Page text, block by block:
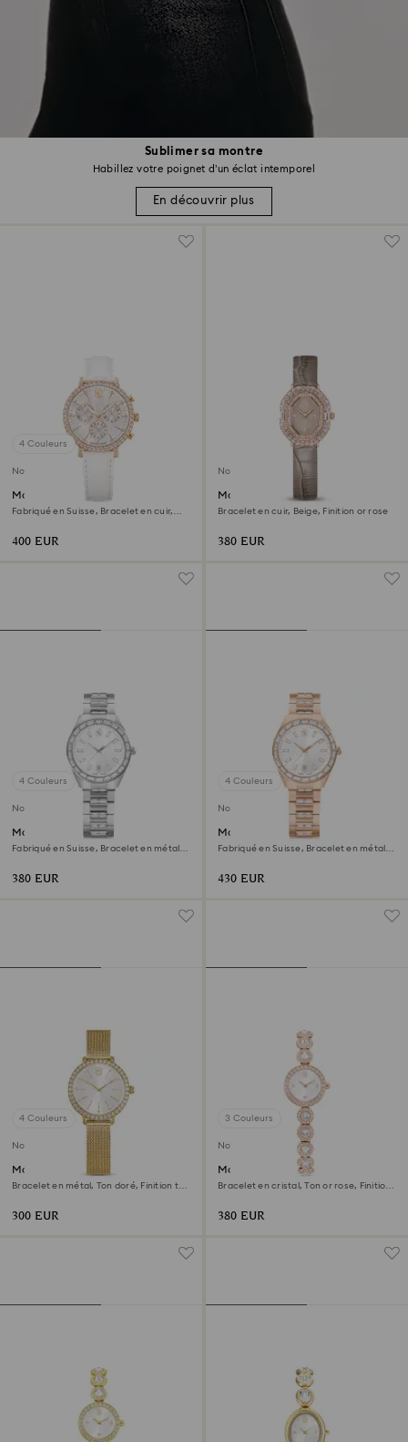
Sublimer sa montre
Habillez votre poignet d’un éclat intemporel
En découvrir plus
4 Couleurs
Nouveau
Montre Matrix tennis chrono
Fabriqué en Suisse, Bracelet en cuir,
400 EUR
Nouveau
Montre Matrix octagon
Bracelet en cuir, Beige, Finition or rose
380 EUR
4 Couleurs
Nouveau
Montre Matrix date
Fabriqué en Suisse, Bracelet en métal,
380 EUR
4 Couleurs
Nouveau
Montre Matrix date
Fabriqué en Suisse, Bracelet en métal,
430 EUR
4 Couleurs
Nouveau
Montre Certa
Bracelet en métal, Ton doré, Finition ton
300 EUR
3 Couleurs
Nouveau
Montre Una Angelic
Bracelet en cristal, Ton or rose, Finition
380 EUR